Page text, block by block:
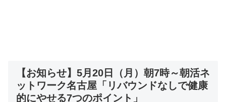
【お知らせ】5月20日（月）朝7時～朝活ネ
ットワーク名古屋「リバウンドなしで健康
的にやせる7つのポイント」